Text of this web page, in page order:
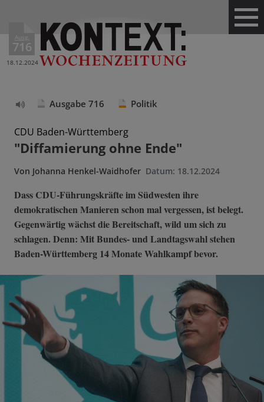
Ausg.
716
18.12.2024
vorlesen
Ausgabe 716 Politik
CDU Baden-Württemberg
"Diffamierung ohne Ende"
Von Johanna Henkel-Waidhofer Datum: 18.12.2024
Dass CDU-Führungskräfte im Südwesten ihre
demokratischen Manieren schon mal vergessen, ist belegt.
Gegenwärtig wächst die Bereitschaft, wild um sich zu
schlagen. Denn: Mit Bundes- und Landtagswahl stehen
Baden-Württemberg 14 Monate Wahlkampf bevor.